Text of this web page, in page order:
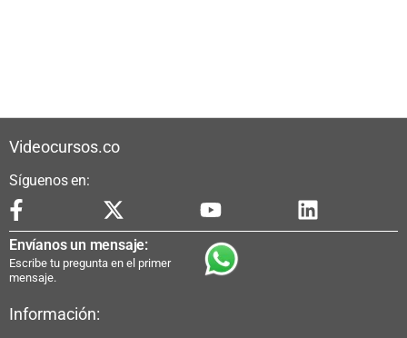
Videocursos.co
Síguenos en:
Envíanos un mensaje:
Escribe tu pregunta en el primer
mensaje.
Información: